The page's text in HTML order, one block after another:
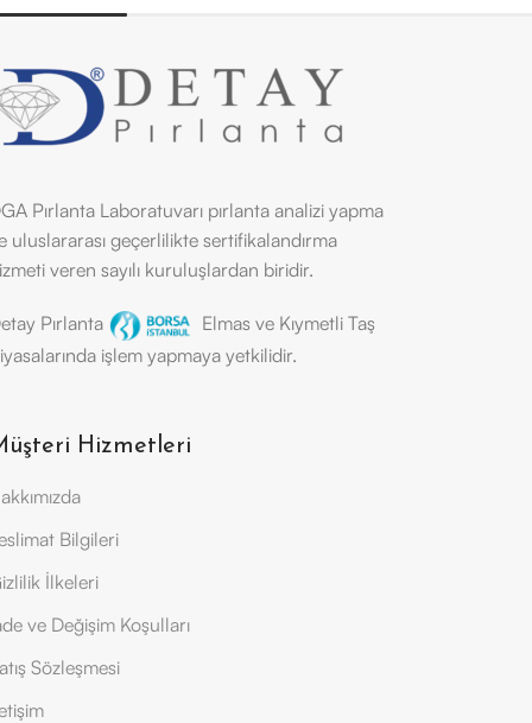
Pırlanta Laboratuvarı pırlanta analizi yapma
uluslararası geçerlilikte sertifikalandırma
veren sayılı kuruluşlardan biridir.
Pırlanta
Elmas ve Kıymetli Taş
işlem yapmaya yetkilidir.
Hizmetleri
Bilgileri
İlkeleri
ve Değişim Koşulları
Sözleşmesi